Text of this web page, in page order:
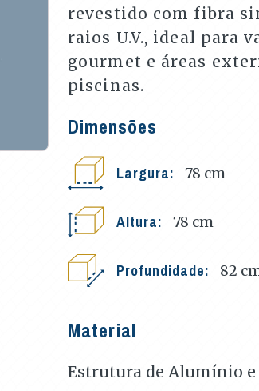
revestido com fibra
raios U.V., ideal para
gourmet e áreas
piscinas.
Dimensões
Largura: 78 cm
Altura: 78 cm
Profundidade: 82
Material
Estrutura de Alumínio